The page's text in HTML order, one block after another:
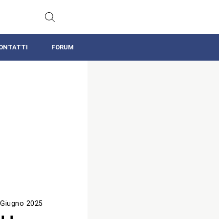
FORUM
2025